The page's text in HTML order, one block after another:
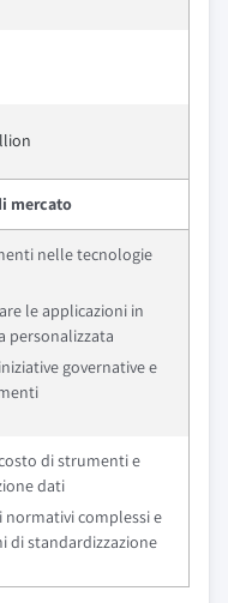
mercato
nelle tecnologie
le applicazioni in
personalizzata
governative e
di strumenti e
dati
normativi complessi e
di standardizzazione